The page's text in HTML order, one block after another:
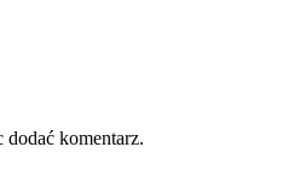
dodać komentarz.